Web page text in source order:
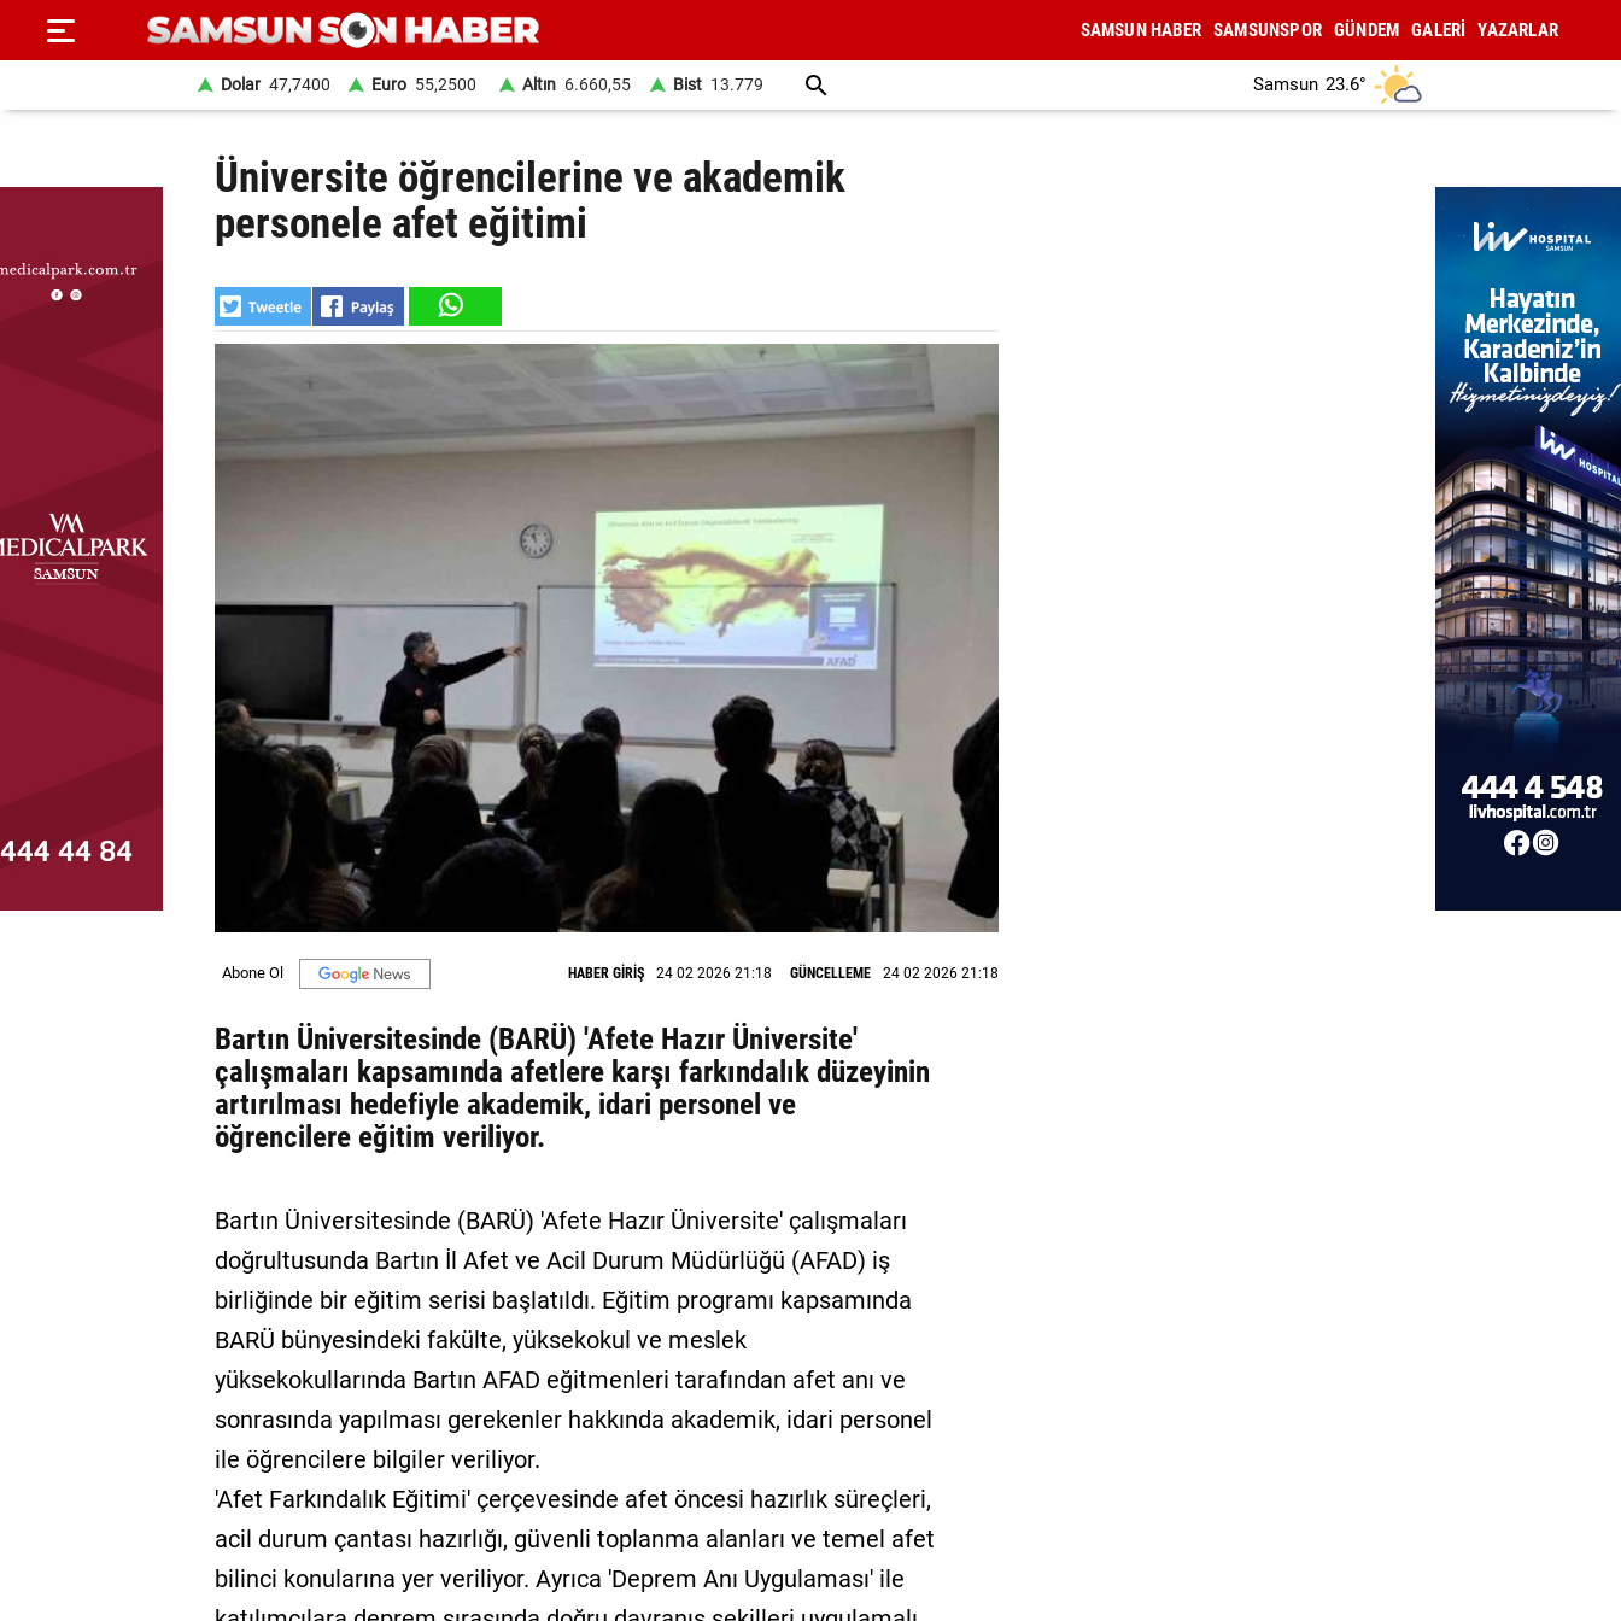
SAYFA
HABER
DÜNYA
MAGAZİN
Künye
İletişim
SAMSUN HABER SAMSUNSPOR GÜNDEM GALERİ YAZARLAR
Dolar 47,7400 Euro 55,2500 Altın 6.660,55 Bist 13.779 Samsun 23.6°
Üniversite öğrencilerine ve akademik
personele afet eğitimi
HABER GİRİŞ 24 02 2026 21:18 GÜNCELLEME 24 02 2026 21:18
Bartın Üniversitesinde (BARÜ) 'Afete Hazır Üniversite'
çalışmaları kapsamında afetlere karşı farkındalık düzeyinin
artırılması hedefiyle akademik, idari personel ve
öğrencilere eğitim veriliyor.
Bartın Üniversitesinde (BARÜ) 'Afete Hazır Üniversite' çalışmaları
doğrultusunda Bartın İl Afet ve Acil Durum Müdürlüğü (AFAD) iş
birliğinde bir eğitim serisi başlatıldı. Eğitim programı kapsamında
BARÜ bünyesindeki fakülte, yüksekokul ve meslek
yüksekokullarında Bartın AFAD eğitmenleri tarafından afet anı ve
sonrasında yapılması gerekenler hakkında akademik, idari personel
ile öğrencilere bilgiler veriliyor.
'Afet Farkındalık Eğitimi' çerçevesinde afet öncesi hazırlık süreçleri,
acil durum çantası hazırlığı, güvenli toplanma alanları ve temel afet
bilinci konularına yer veriliyor. Ayrıca 'Deprem Anı Uygulaması' ile